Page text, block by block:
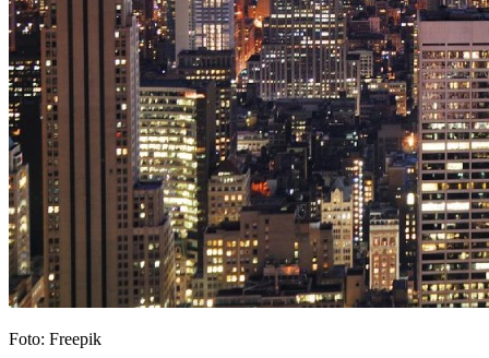
Foto: Freepik